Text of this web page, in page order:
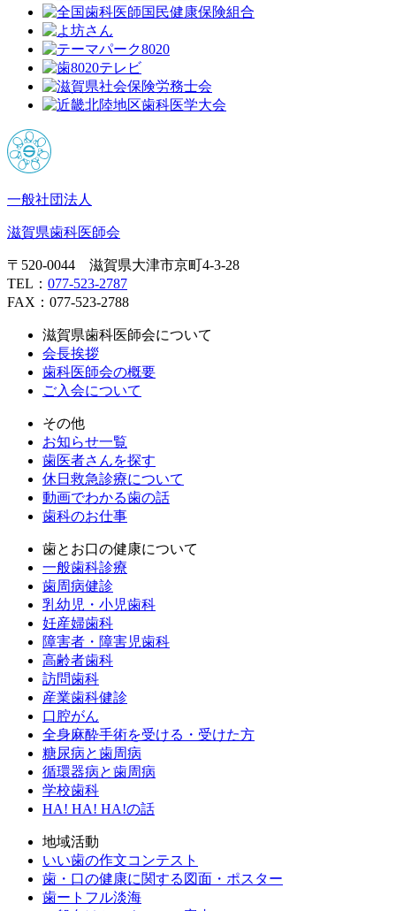
一般社団法人
滋賀県歯科医師会
〒520-0044 滋賀県大津市京町4-3-28
TEL： 077-523-2787
FAX：077-523-2788
滋賀県歯科医師会について
会長挨拶
歯科医師会の概要
ご入会について
その他
お知らせ一覧
歯医者さんを探す
休日救急診療について
動画でわかる歯の話
歯科のお仕事
歯とお口の健康について
一般歯科診療
歯周病健診
乳幼児・小児歯科
妊産婦歯科
障害者・障害児歯科
高齢者歯科
訪問歯科
産業歯科健診
口腔がん
全身麻酔手術を受ける・受けた方
糖尿病と歯周病
循環器病と歯周病
学校歯科
HA! HA! HA!の話
地域活動
いい歯の作文コンテスト
歯・口の健康に関する図面・ポスター
歯ートフル淡海